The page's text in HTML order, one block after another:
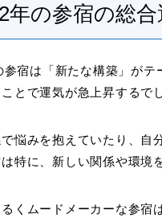
年の参宿の総合
参宿は「新たな構築」が
とで運気が急上昇するで
で悩みを抱えていたり、自
特に、新しい関係や環境
くムードメーカーな参宿